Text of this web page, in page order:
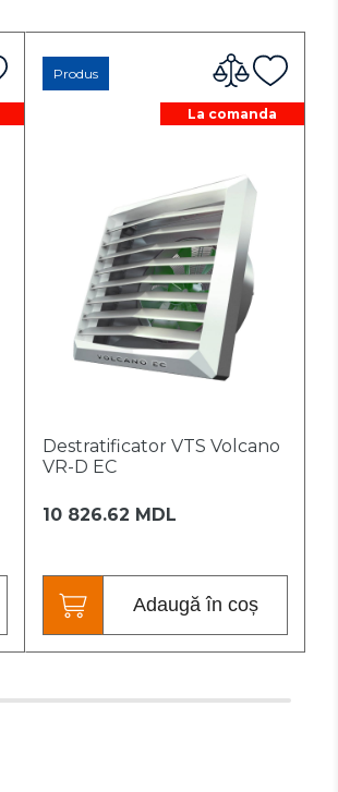
La comanda
Produs
Destratificator VTS Volcano
VR-D EC
10 826.62 MDL
Adaugă în coș